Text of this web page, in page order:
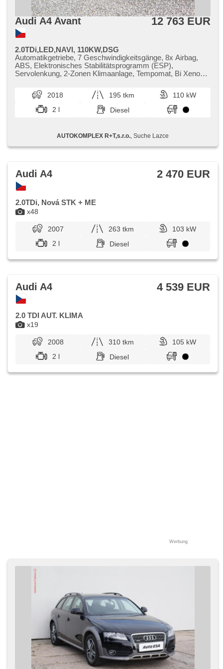
Vorderscheiben, Blind Spot Anzeige, hlídání provozu při
couvání (RCTA), Lederpolsterung
Audi A4 Avant 12 763 EUR
2.0TDi,LED,NAVI, 110KW,DSG
Automatikgetriebe, 7 Geschwindigkeitsgänge, 8x Airbag,
ABS, Elektronisches Stabilitätsprogramm (ESP),
Servolenkung, 2-Zonen Klimaanlage, Tempomat, Bi Xenon-
elektronická ruční brzda, Navigation, parkovací senzory
přední, parkovací senzory zadní, Fahrkamera, bezklíčové
startování, Lichtsensor, Lenkrad einstellbar,
Beifahrerairbagdeaktivierung, Bluetooth, El. Seitenscheiben,
isofix, Reifendrucksensor, Abnutzungssensor des
Bremsbelages, Vorderlichter LED, Heck LED Leuchte,
Außenthermometer, beheizte Spiegel, Teilbare
Rücksitzbank, zadní loketní opěrka, Innenthermometer,
Getönte Scheiben, přední pohon
2018 195 tkm
110 kW
2 l
Diesel
AUTOKOMPLEX R+T,s.r.o. , Suche Lazce
x48
Audi A4 2 470 EUR
2.0TDi, Nová STK + ME
2007 263 tkm
103 kW
2 l
Diesel
x19
Audi A4 4 539 EUR
2.0 TDI AUT. KLIMA
2008 310 tkm
105 kW
2 l
Diesel
Werbung